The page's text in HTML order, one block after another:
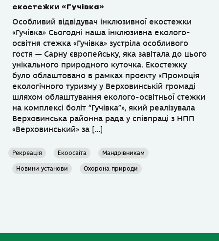
екостежки «Гучівка»
Особливий відвідувач інклюзивної екостежки
«Гучівка» Сьогодні наша інклюзивна еколого-
освітня стежка «Гучівка» зустріла особливого
гостя — Сарну європейську, яка завітала до цього
унікального природного куточка. Екостежку
було облаштовано в рамках проєкту «Промоція
екологічного туризму у Верховинській громаді
шляхом облаштування еколого-освітньої стежки
на комплексі боліт “Гучівка”», який реалізувала
Верховинська районна рада у співпраці з НПП
«Верховинський» за […]
Рекреація Екоосвіта Мандрівникам
Новини установи Охорона природи